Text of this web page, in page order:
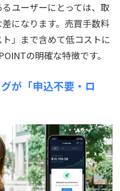
ユーザーにとっては、取
になります。売買手数料
」まで含めて低コストに
の明確な特徴です。
が「申込不要・ロ